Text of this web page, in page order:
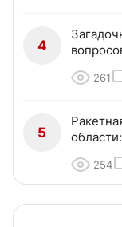
4
261
5
254